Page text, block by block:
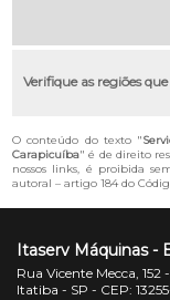
Verifique as regiões
O conteúdo do texto "
Carapicuíba" é de direito
nossos links, é proibida
autoral – artigo 184 do
Itaserv Máquinas -
Rua Vicente Mecca, 152
Itatiba - SP - CEP: